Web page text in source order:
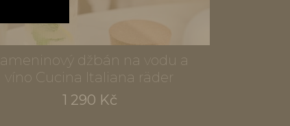
džbán na vodu a
víno Cucina Italiana räder
1 290 Kč